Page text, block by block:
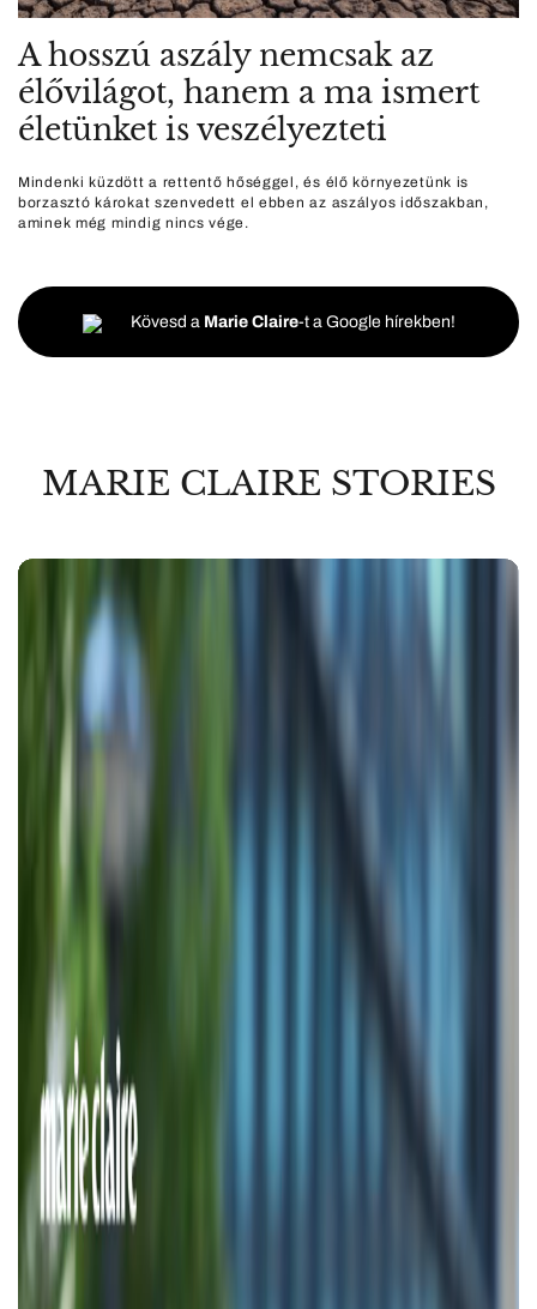
A hosszú aszály nemcsak az
élővilágot, hanem a ma ismert
életünket is veszélyezteti
Mindenki küzdött a rettentő hőséggel, és élő környezetünk is
borzasztó károkat szenvedett el ebben az aszályos időszakban,
aminek még mindig nincs vége.
Kövesd a Marie Claire-t a Google hírekben!
MARIE CLAIRE STORIES